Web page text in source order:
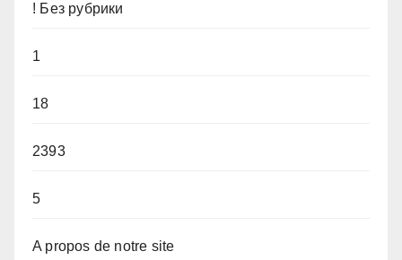
! Без рубрики
1
18
2393
5
A propos de notre site